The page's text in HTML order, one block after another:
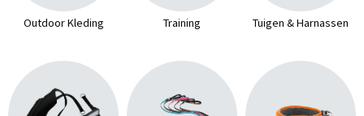
Outdoor Kleding Training Tuigen & Harnassen